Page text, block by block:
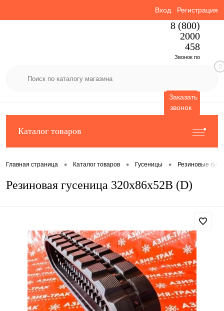
Вход Регистрация
8 (800)
2000
458
Звонок по
Заказать
звонок
0
Каталог товаров
Главная страница • Каталог товаров • Гусеницы • Резиновые
Резиновая гусеница 320x86x52B (D)